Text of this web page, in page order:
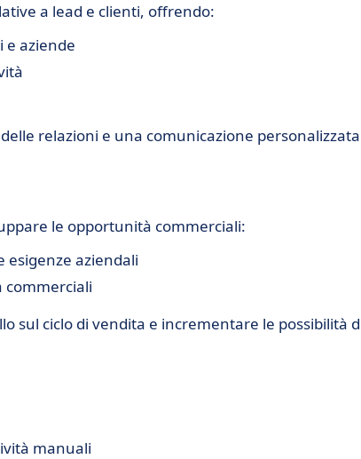
a lead e clienti, offrendo:
e aziende
relazioni e una comunicazione personalizzata
le opportunità commerciali:
esigenze aziendali
commerciali
sul ciclo di vendita e incrementare le possibilità
manuali